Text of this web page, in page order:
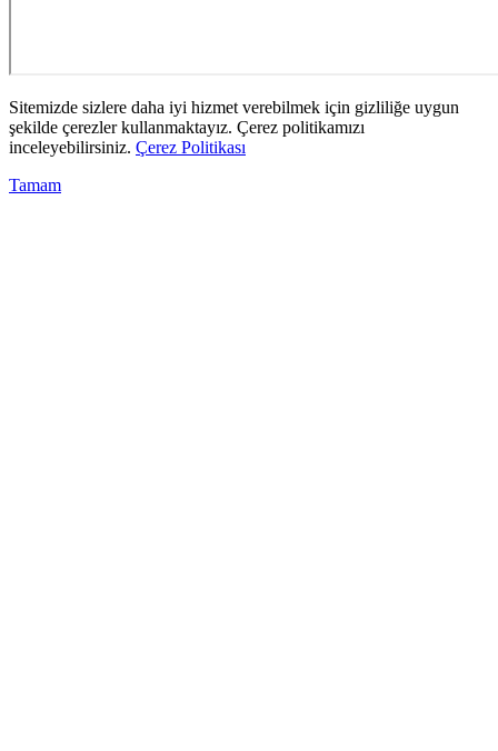
Sitemizde sizlere daha iyi hizmet verebilmek için gizliliğe uygun
şekilde çerezler kullanmaktayız. Çerez politikamızı
inceleyebilirsiniz. Çerez Politikası
Tamam